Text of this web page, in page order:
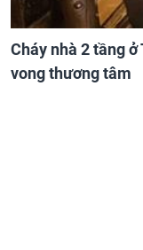
Cháy nhà 2 tầng
vong thương tâm